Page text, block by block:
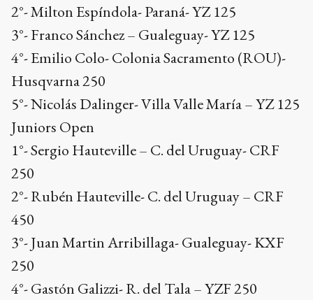
2°- Milton Espíndola- Paraná- YZ 125
3°- Franco Sánchez – Gualeguay- YZ 125
4°- Emilio Colo- Colonia Sacramento (ROU)-
Husqvarna 250
5°- Nicolás Dalinger- Villa Valle María – YZ 125
Juniors Open
1°- Sergio Hauteville – C. del Uruguay- CRF
250
2°- Rubén Hauteville- C. del Uruguay – CRF
450
3°- Juan Martin Arribillaga- Gualeguay- KXF
250
4°- Gastón Galizzi- R. del Tala – YZF 250